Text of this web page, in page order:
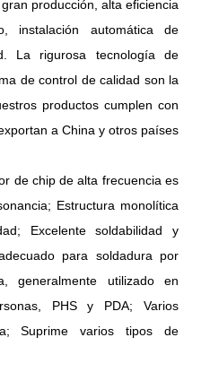
producción, alta eficiencia
instalación automática de
La rigurosa tecnología de
de control de calidad son la
productos cumplen con
a China y otros países
de chip de alta frecuencia es
Estructura monolítica
Excelente soldabilidad y
para soldadura por
generalmente utilizado en
PHS y PDA; Varios
Suprime varios tipos de